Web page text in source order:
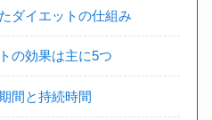
ダイエットの仕組み
の効果は主に5つ
間と持続時間